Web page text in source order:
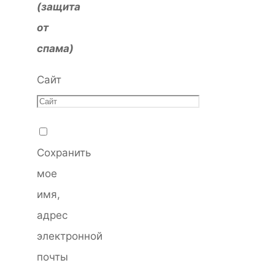
(защита
от
спама)
Сайт
Сохранить
мое
имя,
адрес
электронной
почты